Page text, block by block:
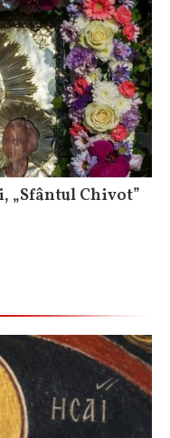
„Sfântul Chivot”